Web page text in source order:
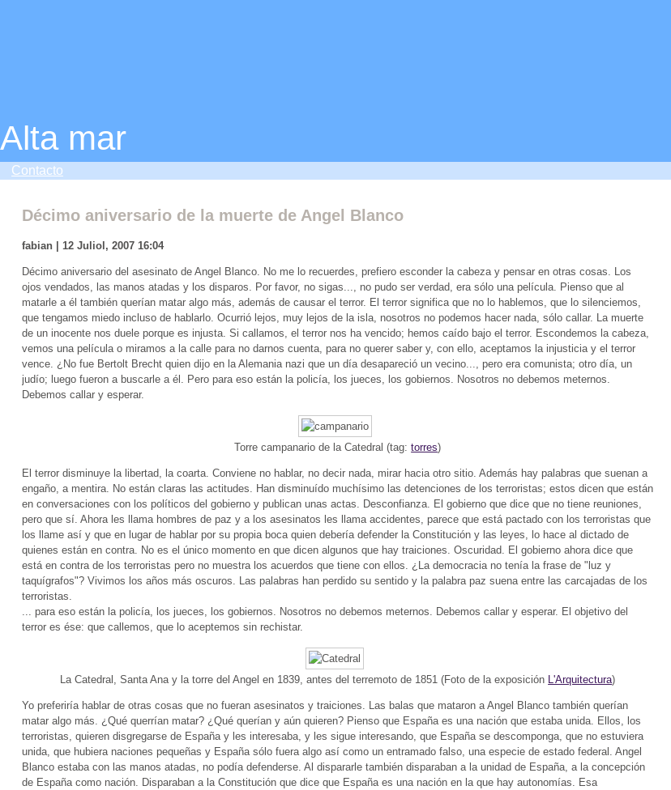
Alta mar
Contacto
Décimo aniversario de la muerte de Angel Blanco
fabian | 12 Juliol, 2007 16:04
Décimo aniversario del asesinato de Angel Blanco. No me lo recuerdes, prefiero esconder la cabeza y pensar en otras cosas. Los
ojos vendados, las manos atadas y los disparos. Por favor, no sigas..., no pudo ser verdad, era sólo una película. Pienso que al
matarle a él también querían matar algo más, además de causar el terror. El terror significa que no lo hablemos, que lo silenciemos,
que tengamos miedo incluso de hablarlo. Ocurrió lejos, muy lejos de la isla, nosotros no podemos hacer nada, sólo callar. La muerte
de un inocente nos duele porque es injusta. Si callamos, el terror nos ha vencido; hemos caído bajo el terror. Escondemos la cabeza,
vemos una película o miramos a la calle para no darnos cuenta, para no querer saber y, con ello, aceptamos la injusticia y el terror
vence. ¿No fue Bertolt Brecht quien dijo en la Alemania nazi que un día desapareció un vecino..., pero era comunista; otro día, un
judío; luego fueron a buscarle a él. Pero para eso están la policía, los jueces, los gobiernos. Nosotros no debemos meternos.
Debemos callar y esperar.
Torre campanario de la Catedral (tag:torres)
El terror disminuye la libertad, la coarta. Conviene no hablar, no decir nada, mirar hacia otro sitio. Además hay palabras que suenan a
engaño, a mentira. No están claras las actitudes. Han disminuído muchísimo las detenciones de los terroristas; estos dicen que están
en conversaciones con los políticos del gobierno y publican unas actas. Desconfianza. El gobierno que dice que no tiene reuniones,
pero que sí. Ahora les llama hombres de paz y a los asesinatos les llama accidentes, parece que está pactado con los terroristas que
los llame así y que en lugar de hablar por su propia boca quien debería defender la Constitución y las leyes, lo hace al dictado de
quienes están en contra. No es el único momento en que dicen algunos que hay traiciones. Oscuridad. El gobierno ahora dice que
está en contra de los terroristas pero no muestra los acuerdos que tiene con ellos. ¿La democracia no tenía la frase de "luz y
taquígrafos"? Vivimos los años más oscuros. Las palabras han perdido su sentido y la palabra paz suena entre las carcajadas de los
terroristas.
... para eso están la policía, los jueces, los gobiernos. Nosotros no debemos meternos. Debemos callar y esperar. El objetivo del
terror es ése: que callemos, que lo aceptemos sin rechistar.
La Catedral, Santa Ana y la torre del Angel en 1839, antes del terremoto de 1851 (Foto de la exposición L'Arquitectura)
Yo preferiría hablar de otras cosas que no fueran asesinatos y traiciones. Las balas que mataron a Angel Blanco también querían
matar algo más. ¿Qué querrían matar? ¿Qué querían y aún quieren? Pienso que España es una nación que estaba unida. Ellos, los
terroristas, quieren disgregarse de España y les interesaba, y les sigue interesando, que España se descomponga, que no estuviera
unida, que hubiera naciones pequeñas y España sólo fuera algo así como un entramado falso, una especie de estado federal. Angel
Blanco estaba con las manos atadas, no podía defenderse. Al dispararle también disparaban a la unidad de España, a la concepción
de España como nación. Disparaban a la Constitución que dice que España es una nación en la que hay autonomías. Esa